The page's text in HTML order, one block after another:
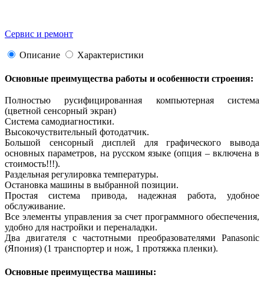
Сервис и ремонт
Описание Характеристики
Основные преимущества работы и особенности строения:
Полностью русифицированная компьютерная система
(цветной сенсорный экран)
Система самодиагностики.
Высокочуствительный фотодатчик.
Большой сенсорный дисплей для графического вывода
основных параметров, на русском языке (опция – включена в
стоимость!!!).
Раздельная регулировка температуры.
Остановка машины в выбранной позиции.
Простая система привода, надежная работа, удобное
обслуживание.
Все элементы управления за счет программного обеспечения,
удобно для настройки и переналадки.
Два двигателя с частотными преобразователями Panasonic
(Япония) (1 транспортер и нож, 1 протяжка пленки).
Основные преимущества машины: